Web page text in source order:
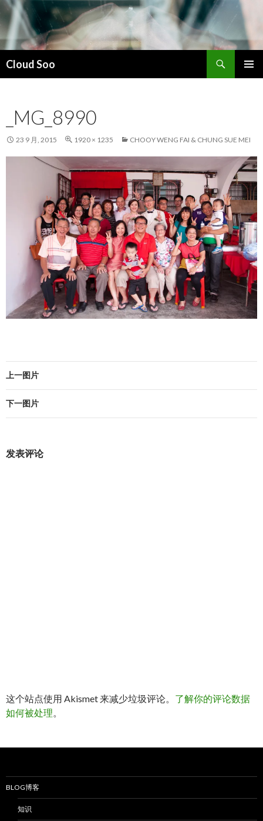
Cloud Soo
索
_MG_8990
23 9 月, 2015 1920 × 1235 CHOOY WENG FAI & CHUNG SUE MEI
上一图片
下一图片
发表评论
这个站点使用 Akismet 来减少垃圾评论。 了解你的评论数据
如何被处理
BLOG博客
知识